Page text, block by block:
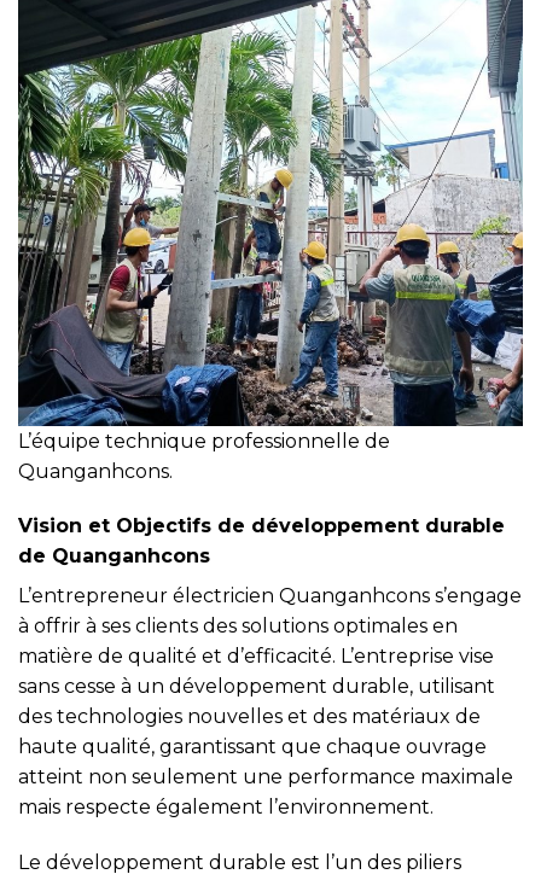
L’équipe technique professionnelle de
Quanganhcons.
Vision et Objectifs de développement durable
de Quanganhcons
L’entrepreneur électricien Quanganhcons s’engage
à offrir à ses clients des solutions optimales en
matière de qualité et d’efficacité. L’entreprise vise
sans cesse à un développement durable, utilisant
des technologies nouvelles et des matériaux de
haute qualité, garantissant que chaque ouvrage
atteint non seulement une performance maximale
mais respecte également l’environnement.
Le développement durable est l’un des piliers